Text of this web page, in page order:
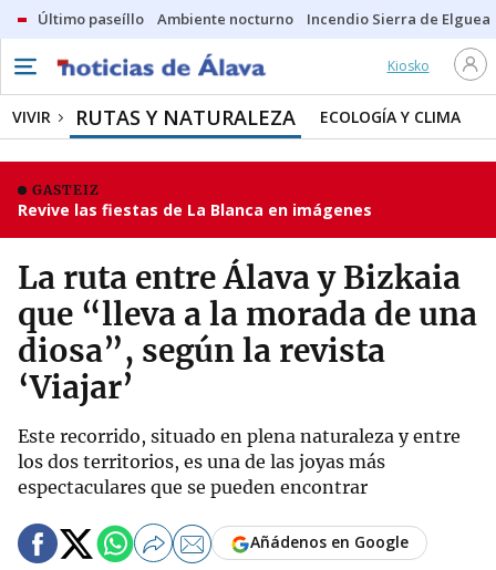
Último paseíllo Ambiente nocturno Incendio Sierra de Elguea
Kiosko
VIVIR RUTAS Y NATURALEZA ECOLOGÍA Y CLIMA
GASTEIZ
Revive las fiestas de La Blanca en imágenes
La ruta entre Álava y Bizkaia
que “lleva a la morada de una
diosa”, según la revista
‘Viajar’
Este recorrido, situado en plena naturaleza y entre
los dos territorios, es una de las joyas más
espectaculares que se pueden encontrar
Añádenos en Google